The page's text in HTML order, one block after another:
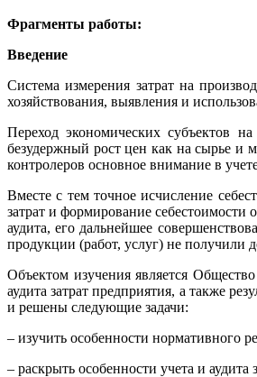
Фрагменты работы:
Введение
Система измерения затрат на
хозяйствования, выявления и
Переход экономических субъектов
безудержный рост цен как на сырье и
контролеров основное внимание в
Вместе с тем точное исчисление
затрат и формирование
аудита, его дальнейшее
продукции (работ, услуг) не получили
Объектом изучения является
аудита затрат предприятия, а также
и решены следующие задачи:
– изучить особенности нормативного
– раскрыть особенности учета и аудита